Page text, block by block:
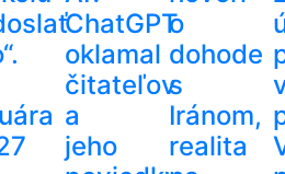
ChatGPT
oklamal
čitateľov
a
jeho
o
dohode
s
Iránom,
realita